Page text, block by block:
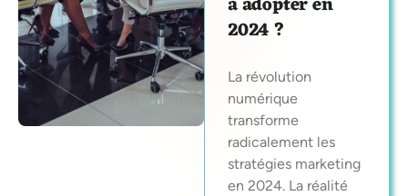
2024 ?
La révolution
numérique
transforme
radicalement les
stratégies marketing
en 2024. La réalité